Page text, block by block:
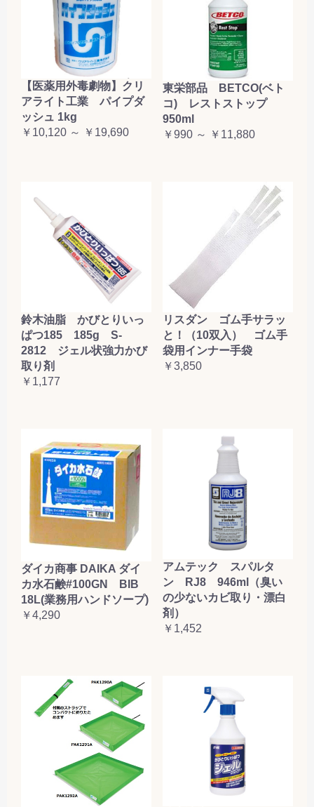
【医薬用外毒劇物】クリ
アライト工業 パイプダ
ッシュ 1kg
￥10,120 ～ ￥19,690
東栄部品 BETCO(ベト
コ) レストストップ
950ml
￥990 ～ ￥11,880
鈴木油脂 かびとりいっ
ぱつ185 185g S-
2812 ジェル状強力かび
取り剤
￥1,177
リスダン ゴム手サラッ
と！（10双入） ゴム手
袋用インナー手袋
￥3,850
ダイカ商事 DAIKA ダイ
カ水石鹸#100GN BIB
18L(業務用ハンドソープ)
￥4,290
アムテック スパルタ
ン RJ8 946ml（臭い
の少ないカビ取り・漂白
剤）
￥1,452